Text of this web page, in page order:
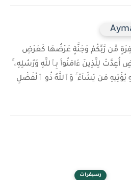
مِّن رَّبِّكُمْ وَجَنَّةٍ عَرْضُهَا كَعَرْضِ
أُعِدَّتْ لِلَّذِينَ ءَامَنُوا۟ بِٱللَّهِ وَرُسُلِهِۦ
مَن يَشَآءُ ۚ وَٱللَّهُ ذُو ٱلْفَضْلِ
رسيفرات